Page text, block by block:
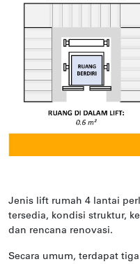
Jenis lift rumah 4 lantai
tersedia, kondisi struktur,
dan rencana renovasi.
Secara umum, terdapat